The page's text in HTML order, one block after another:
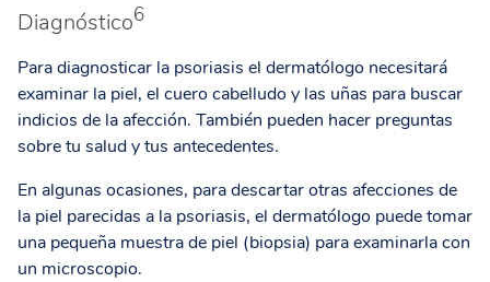
Diagnóstico6
Para diagnosticar la psoriasis el dermatólogo necesitará
examinar la piel, el cuero cabelludo y las uñas para buscar
indicios de la afección. También pueden hacer preguntas
sobre tu salud y tus antecedentes.
En algunas ocasiones, para descartar otras afecciones de
la piel parecidas a la psoriasis, el dermatólogo puede tomar
una pequeña muestra de piel (biopsia) para examinarla con
un microscopio.